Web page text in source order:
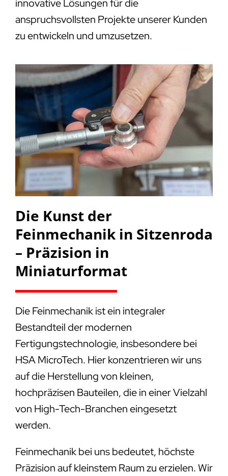
innovative Lösungen für die
anspruchsvollsten Projekte unserer Kunden
zu entwickeln und umzusetzen.
Die Kunst der
Feinmechanik in Sitzenroda
– Präzision in
Miniaturformat
Die Feinmechanik ist ein integraler
Bestandteil der modernen
Fertigungstechnologie, insbesondere bei
HSA MicroTech. Hier konzentrieren wir uns
auf die Herstellung von kleinen,
hochpräzisen Bauteilen, die in einer Vielzahl
von High-Tech-Branchen eingesetzt
werden.
Feinmechanik bei uns bedeutet, höchste
Präzision auf kleinstem Raum zu erzielen. Wir